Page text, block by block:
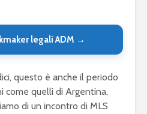
legali ADM →
questo è anche il periodo
come quelli di Argentina,
di un incontro di MLS